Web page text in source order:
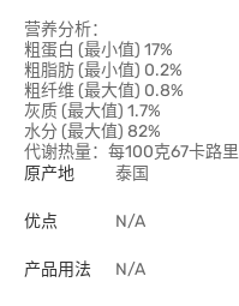
营养分析：
粗蛋白 (最小值) 17%
粗脂肪 (最小值) 0.2%
粗纤维 (最大值) 0.8%
灰质 (最大值) 1.7%
水分 (最大值) 82%
代谢热量：每100克67卡路里
原产地
泰国
优点 N/A
产品用法 N/A